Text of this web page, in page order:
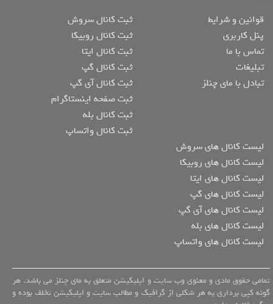
قوانین و شرایط
پنل کاربری
تماس با ما
تبلیغات
تبادل با مای چنلز
ثبت کانال سروش
ثبت کانال روبیکا
ثبت کانال ایتا
ثبت کانال گپ
ثبت کانال آی گپ
ثبت صفحه اینستاگرام
ثبت کانال بله
ثبت کانال واتساپ
لیست کانال های سروش
لیست کانال های روبیکا
لیست کانال های ایتا
لیست کانال های گپ
لیست کانال های آی گپ
لیست کانال های بله
لیست کانال های واتساپ
تمامی حقوق مادی و معنوی وب سایت و اپلیکیشن متعلق به مای چنلز می باشد. هر
گونه کپی برداری به هر شکلی از گرافیک و مطالب سایت و اپلیکیشن تخلف بوده و